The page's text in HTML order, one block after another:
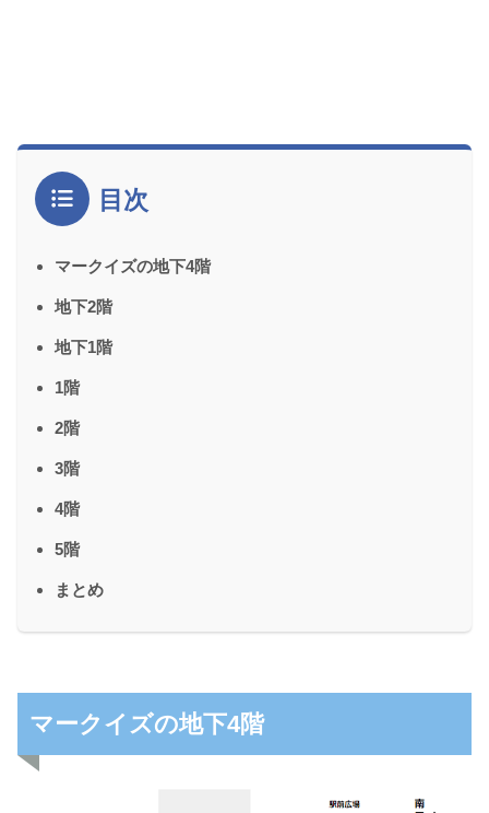
目次
マークイズの地下4階
地下2階
地下1階
1階
2階
3階
4階
5階
まとめ
マークイズの地下4階